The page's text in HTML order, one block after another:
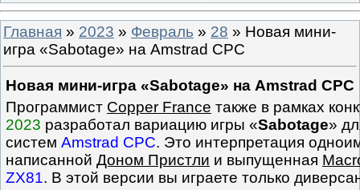
Главная » 2023 » Февраль » 28 » Новая мини-
игра «Sabotage» на Amstrad CPC
Новая мини-игра «Sabotage» на Amstrad CPC
Программист Copper France также в рамках
2023 разработал вариацию игры «Sabotage»
систем Amstrad CPC. Это интерпретация
написанной Доном Пристли и выпущенная
ZX81. В этой версии вы играете только